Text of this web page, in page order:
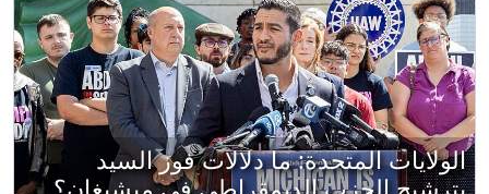
الولايات المتحدة: ما دلالات فوز السيد
بترشيح الحزب الديمقراطي في ميشيغان؟